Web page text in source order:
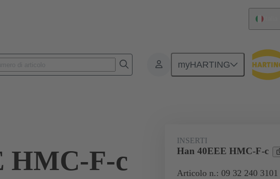
myHARTING
Serie Han® HMC per un elevato numero di
HMC-F-c
INSERTI
Han 40EEE HMC-F-c
Articolo n.: 09 32 240 3101